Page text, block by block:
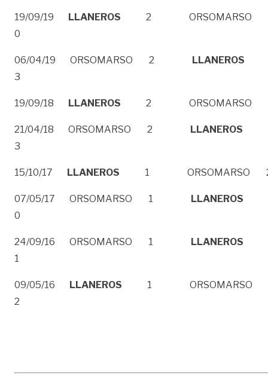
19/09/19 LLANEROS 2 ORSOMARSO
0
06/04/19 ORSOMARSO 2 LLANEROS
3
19/09/18 LLANEROS 2 ORSOMARSO
21/04/18 ORSOMARSO 2 LLANEROS
3
15/10/17 LLANEROS 1 ORSOMARSO
07/05/17 ORSOMARSO 1
LLANEROS
0
24/09/16 ORSOMARSO 1 LLANEROS
1
09/05/16 LLANEROS 1 ORSOMARSO
2